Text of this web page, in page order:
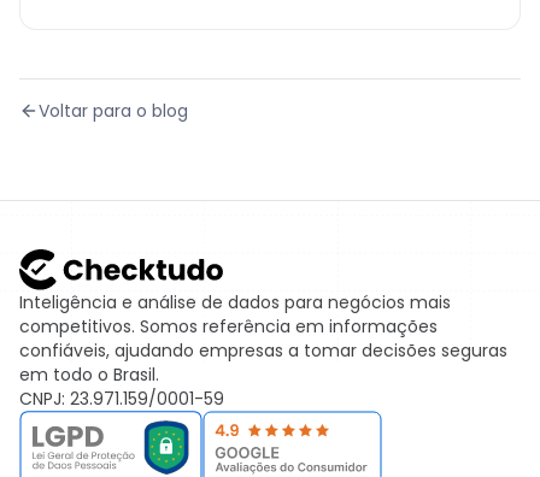
Voltar para o blog
Inteligência e análise de dados para negócios mais
competitivos. Somos referência em informações
confiáveis, ajudando empresas a tomar decisões seguras
em todo o Brasil.
CNPJ: 23.971.159/0001-59